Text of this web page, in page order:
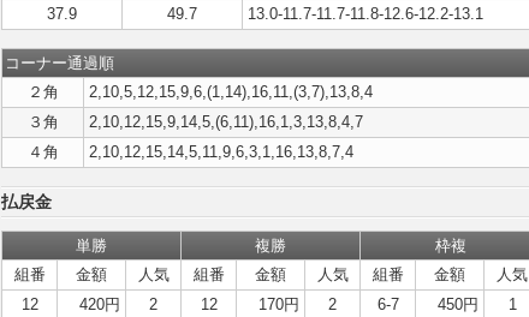
37.9
49.7 13.0-11.7-11.7-11.8-12.6-12.2-13.1
コーナー通過順
２角
2,10,5,12,15,9,6,(1,14),16,11,(3,7),13,8,4
３角
2,10,12,15,9,14,5,(6,11),16,1,3,13,8,4,7
４角
2,10,12,15,14,5,11,9,6,3,1,16,13,8,7,4
払戻金
単勝 複勝 枠複
組番
金額 人気 組番 金額 人気 組番 金額 人気
12
420円 2 12 170円 2 6-7 450円 1